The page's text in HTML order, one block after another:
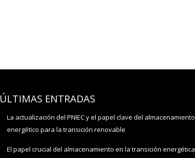
ÚLTIMAS ENTRADAS
La actualización del PNIEC y el papel clave del almacenamiento
energético para la transición renovable
El papel crucial del almacenamiento en la transición energética